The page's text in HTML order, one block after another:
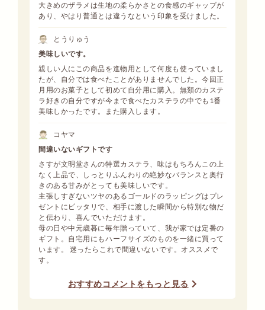
大きめのザラメは生地の柔らかさとの食感のギャップが
あり、やはり普通とは違うなという印象を受けました。
とうりゅう
美味しいです。
親しい人にこの商品を進物用として何度も使っていまし
たが、自分では食べたことがありませんでした。今回正
月用のお菓子として初めて自分用に購入。無類のカステ
ラ好きの自分ですが今まで食べたカステラの中でも1番
美味しかったです。また購入します。
コヤマ
間違いないギフトです
さすが文明堂さんの特選カステラ、味はもちろんこの上
なく上品で、しっとりふんわりの絶妙なバランスと奥行
きのある甘みがとっても美味しいです。
主張しすぎないツヤのあるゴールドのラッピングはプレ
ゼントにピッタリで、相手に渡した瞬間から特別な物だ
と伝わり、喜んでいただけます。
母の日や中元歳暮に毎年贈っていて、我が家では定番の
ギフト。自宅用にもハーフサイズのものを一緒に買って
います。 迷ったらこれで間違いないです。オススメで
す。
おすすめコメントをもっと見る